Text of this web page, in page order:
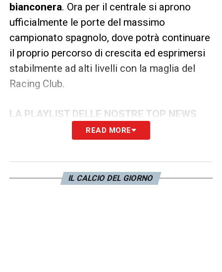
bianconera. Ora per il centrale si aprono
ufficialmente le porte del massimo
campionato spagnolo, dove potrà continuare
il proprio percorso di crescita ed esprimersi
stabilmente ad alti livelli con la maglia del
Racing Club.
LA PLAYLIST DELLE NOSTRE TOP NEWS
READ MORE
IL CALCIO DEL GIORNO